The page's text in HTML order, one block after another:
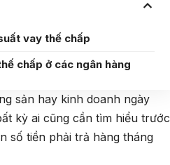
vay thế chấp
chấp ở các ngân hàng
sản hay kinh doanh ngày
kỳ ai cũng cần tìm hiểu trước
số tiền phải trả hàng tháng